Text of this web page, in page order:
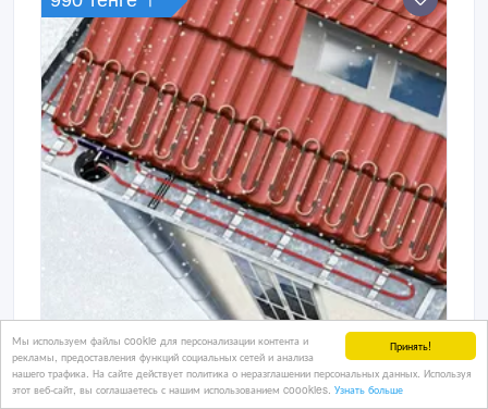
Принять!
Мы используем файлы cookie для персонализации контента и
рекламы, предоставления функций социальных сетей и анализа
нашего трафика. На сайте действует политика о неразглашении персональных данных. Используя
этот веб-сайт, вы соглашаетесь с нашим использованием coookies. Узнать больше
Обогрев водостоков, желобов и труб.